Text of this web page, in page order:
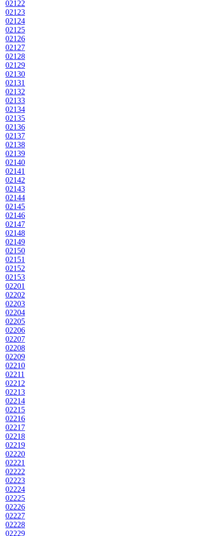
02122
02123
02124
02125
02126
02127
02128
02129
02130
02131
02132
02133
02134
02135
02136
02137
02138
02139
02140
02141
02142
02143
02144
02145
02146
02147
02148
02149
02150
02151
02152
02153
02201
02202
02203
02204
02205
02206
02207
02208
02209
02210
02211
02212
02213
02214
02215
02216
02217
02218
02219
02220
02221
02222
02223
02224
02225
02226
02227
02228
02229